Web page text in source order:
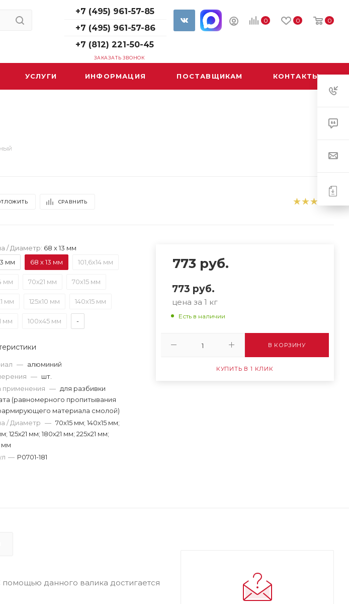
0 0 0
+7 (495) 961-57-85
+7 (495) 961-57-86
+7 (812) 221-50-45
ЗАКАЗАТЬ ЗВОНОК
УСЛУГИ ИНФОРМАЦИЯ ПОСТАВЩИКАМ КОНТАКТЫ
СРАВНИТЬ
/ Диаметр: 68 х 13 мм
мм
68 х 13 мм 101,6х14 мм
мм 70х21 мм 70х15 мм
мм 125х10 мм 140х15 мм
мм 100х45 мм -
— алюминий
— шт.
— для разбивки
(равномерного пропитывания
материала смолой)
/ Диаметр — 70х15 мм; 140х15 мм;
125х21 мм; 180х21 мм; 225х21 мм;
мм
— Р0701-181
773 руб.
773 руб.
цена за 1 кг
Есть в наличии
В КОРЗИНУ
КУПИТЬ В 1 КЛИК
данного валика достигается